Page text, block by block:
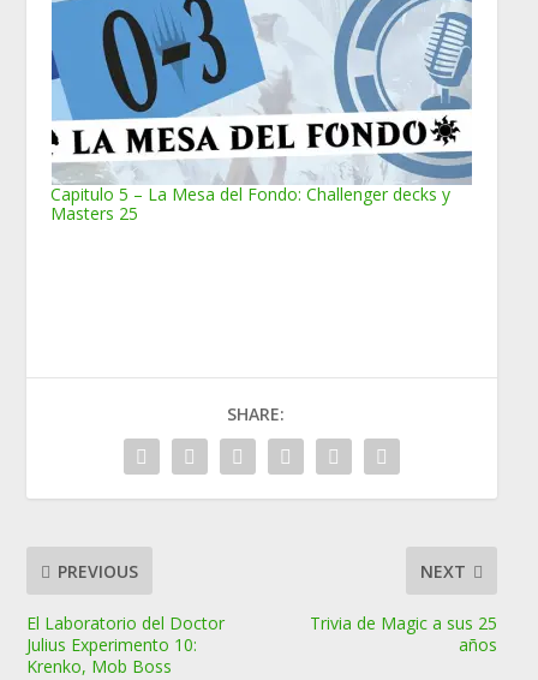
Capitulo 5 – La Mesa del Fondo: Challenger decks y
Masters 25
SHARE:
PREVIOUS
El Laboratorio del Doctor
Julius Experimento 10:
Krenko, Mob Boss
NEXT
Trivia de Magic a sus 25
años